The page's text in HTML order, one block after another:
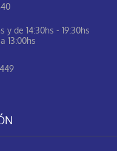
y de 14:30hs - 19:30hs
13:00hs